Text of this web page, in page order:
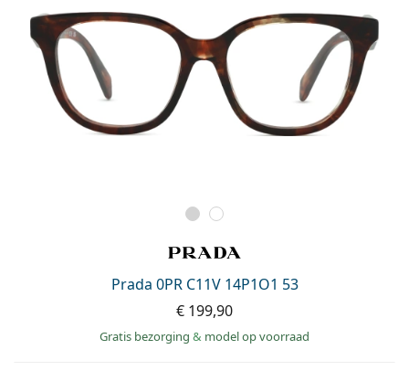
Prada 0PR C11V 14P1O1 53
€ 199,90
Gratis bezorging & model op voorraad